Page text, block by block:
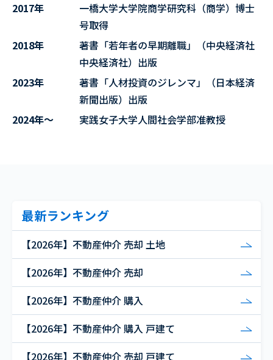
2017年
一橋大学大学院商学研究科（商学）博士
号取得
2018年
著書「若年者の早期離職」（中央経済社
中央経済社）出版
2023年
著書「人材投資のジレンマ」（日本経済
新聞出版）出版
2024年～
実践女子大学人間社会学部准教授
最新ランキング
【2026年】不動産仲介 売却 土地
【2026年】不動産仲介 売却
【2026年】不動産仲介 購入
【2026年】不動産仲介 購入 戸建て
【2026年】不動産仲介 売却 戸建て